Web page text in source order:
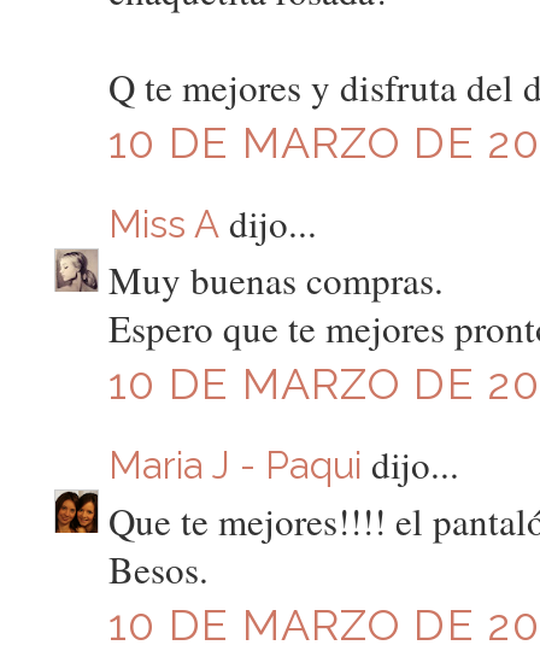
Q te mejores y disfruta del
10 DE MARZO DE
Miss Adijo...
Muy buenas compras.
Espero que te mejores
10 DE MARZO DE
Maria J - Paqui dijo...
Que te mejores!!!! el
Besos.
10 DE MARZO DE